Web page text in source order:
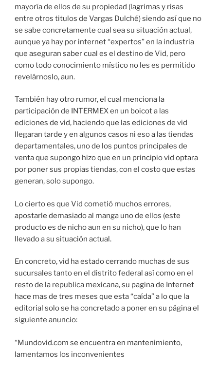
mayoría de ellos de su propiedad (lagrimas y risas
entre otros titulos de Vargas Dulché) siendo así que no
se sabe concretamente cual sea su situación actual,
aunque ya hay por internet “expertos” en la industria
que aseguran saber cual es el destino de Vid, pero
como todo conocimiento místico no les es permitido
revelárnoslo, aun.
También hay otro rumor, el cual menciona la
participación de INTERMEX en un boicot a las
ediciones de vid, haciendo que las ediciones de vid
llegaran tarde y en algunos casos ni eso a las tiendas
departamentales, uno de los puntos principales de
venta que supongo hizo que en un principio vid optara
por poner sus propias tiendas, con el costo que estas
generan, solo supongo.
Lo cierto es que Vid cometió muchos errores,
apostarle demasiado al manga uno de ellos (este
producto es de nicho aun en su nicho), que lo han
llevado a su situación actual.
En concreto, vid ha estado cerrando muchas de sus
sucursales tanto en el distrito federal así como en el
resto de la republica mexicana, su pagina de Internet
hace mas de tres meses que esta “caída” a lo que la
editorial solo se ha concretado a poner en su página el
siguiente anuncio:
“Mundovid.com se encuentra en mantenimiento,
lamentamos los inconvenientes